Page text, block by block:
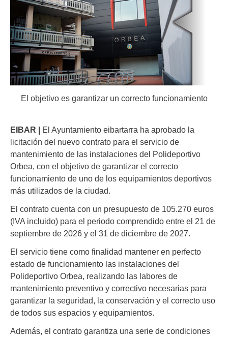
El objetivo es garantizar un correcto funcionamiento
EIBAR | El Ayuntamiento eibartarra ha aprobado la
licitación del nuevo contrato para el servicio de
mantenimiento de las instalaciones del Polideportivo
Orbea, con el objetivo de garantizar el correcto
funcionamiento de uno de los equipamientos deportivos
más utilizados de la ciudad.
El contrato cuenta con un presupuesto de 105.270 euros
(IVA incluido) para el periodo comprendido entre el 21 de
septiembre de 2026 y el 31 de diciembre de 2027.
El servicio tiene como finalidad mantener en perfecto
estado de funcionamiento las instalaciones del
Polideportivo Orbea, realizando las labores de
mantenimiento preventivo y correctivo necesarias para
garantizar la seguridad, la conservación y el correcto uso
de todos sus espacios y equipamientos.
Además, el contrato garantiza una serie de condiciones